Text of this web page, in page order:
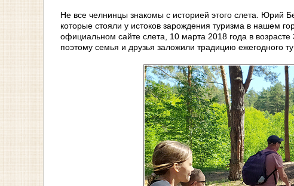
Не все челнинцы знакомы с историей этого слета. Юрий
которые стояли у истоков зарождения туризма в нашем
официальном сайте слета, 10 марта 2018 года в
поэтому семья и друзья заложили традицию ежегодного